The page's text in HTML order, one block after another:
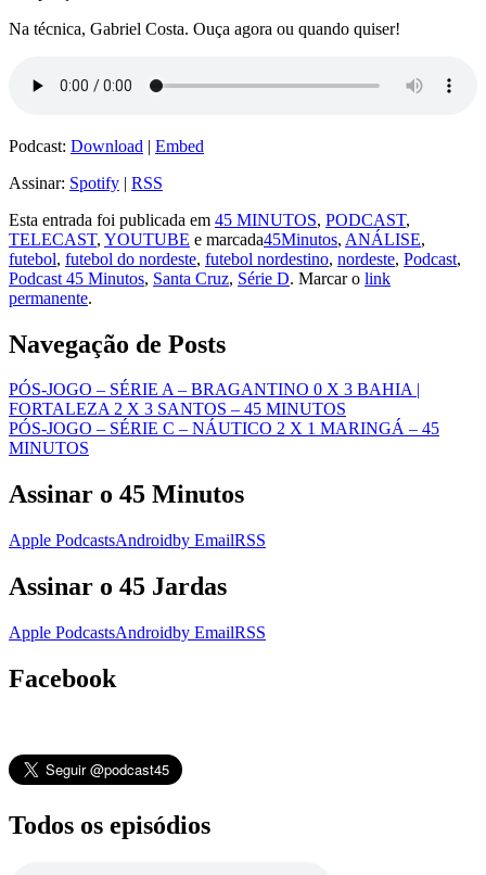
Na técnica, Gabriel Costa. Ouça agora ou quando quiser!
Podcast: Download | Embed
Assinar: Spotify | RSS
Esta entrada foi publicada em 45 MINUTOS, PODCAST,
TELECAST, YOUTUBE e marcada45Minutos, ANÁLISE,
futebol, futebol do nordeste, futebol nordestino, nordeste, Podcast,
Podcast 45 Minutos, Santa Cruz, Série D. Marcar o link
permanente.
Navegação de Posts
PÓS-JOGO – SÉRIE A – BRAGANTINO 0 X 3 BAHIA |
FORTALEZA 2 X 3 SANTOS – 45 MINUTOS
PÓS-JOGO – SÉRIE C – NÁUTICO 2 X 1 MARINGÁ – 45
MINUTOS
Assinar o 45 Minutos
Apple PodcastsAndroidby EmailRSS
Assinar o 45 Jardas
Apple PodcastsAndroidby EmailRSS
Facebook
Todos os episódios